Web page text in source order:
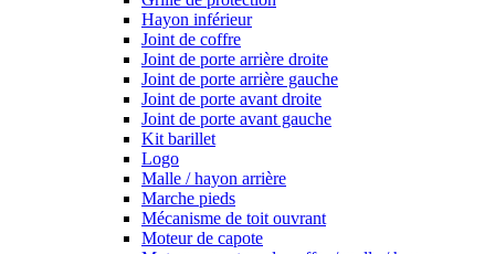
Hayon inférieur
Joint de coffre
Joint de porte arrière droite
Joint de porte arrière gauche
Joint de porte avant droite
Joint de porte avant gauche
Kit barillet
Logo
Malle / hayon arrière
Marche pieds
Mécanisme de toit ouvrant
Moteur de capote